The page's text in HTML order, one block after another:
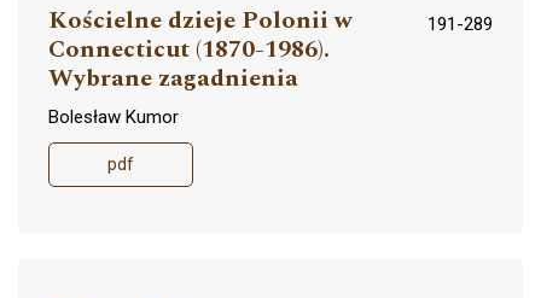
Kościelne dzieje Polonii w
Connecticut (1870-1986).
Wybrane zagadnienia
191-289
Bolesław Kumor
pdf